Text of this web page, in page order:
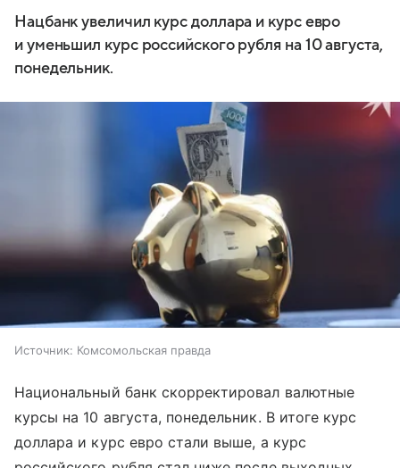
Нацбанк увеличил курс доллара и курс евро
и уменьшил курс российского рубля на 10 августа,
понедельник.
Источник: Комсомольская правда
Национальный банк скорректировал валютные
курсы на 10 августа, понедельник. В итоге курс
доллара и курс евро стали выше, а курс